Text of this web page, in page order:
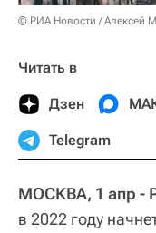
© РИА Новости / Алексей
Читать в
Дзен
Telegram
МОСКВА, 1 апр -
в 2022 году